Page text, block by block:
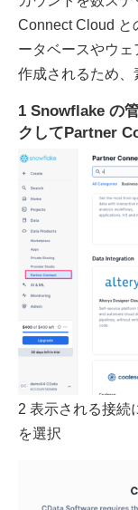
Connect Cloud と
ータベースやウ
作成されるため、
1 Snowflake の
クしてPartner
2 表示される接続
を選択